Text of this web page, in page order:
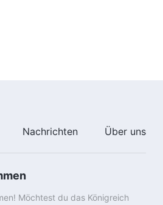
Nachrichten Über uns
Möchtest du das Königreich